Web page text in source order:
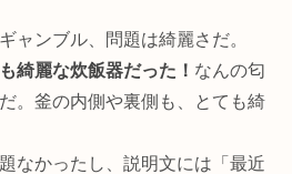
ャンブル、問題は綺麗さだ。
綺麗な炊飯器だった！ なんの匂
。釜の内側や裏側も、とても綺
なかったし、説明文には「最近